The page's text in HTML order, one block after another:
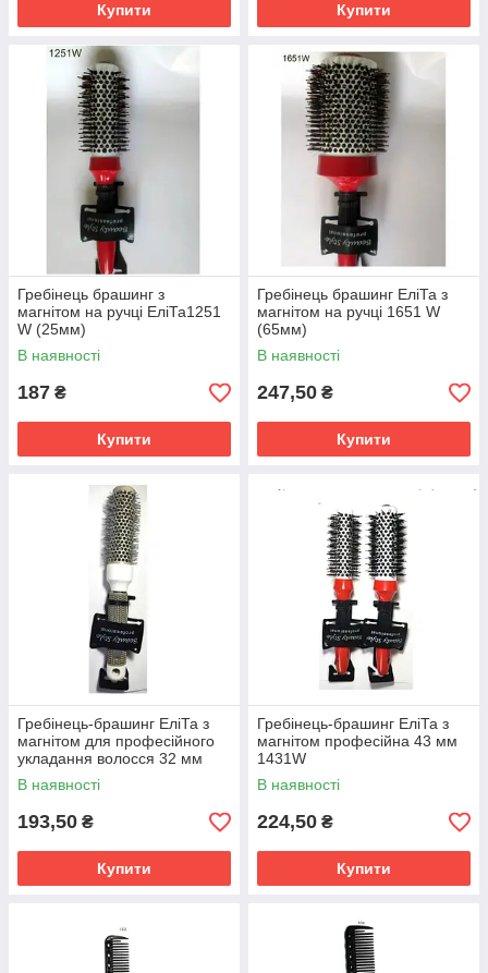
Купити Купити
Гребінець брашинг з
магнітом на ручці ЕліТа1251
W (25мм)
В наявності
187 ₴
Купити
Гребінець брашинг ЕліТа з
магнітом на ручці 1651 W
(65мм)
В наявності
247,50 ₴
Купити
Гребінець-брашинг ЕліТа з
магнітом для професійного
укладання волосся 32 мм
В наявності
193,50 ₴
Купити
Гребінець-брашинг ЕліТа з
магнітом професійна 43 мм
1431W
В наявності
224,50 ₴
Купити